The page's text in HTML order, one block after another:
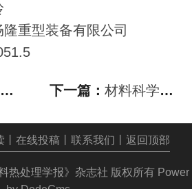
重型装备有限公司
下一篇：材料科学论文_热处理温度对SiO_(2f)/SiO_2复合
在线投稿 联系我们 返回顶部
料热处理学报》杂志社 版权所有 Power